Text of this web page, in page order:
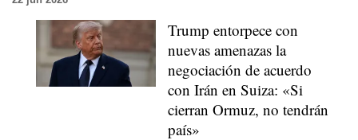
Trump entorpece con
nuevas amenazas la
negociación de acuerdo
con Irán en Suiza: «Si
cierran Ormuz, no tendrán
país»